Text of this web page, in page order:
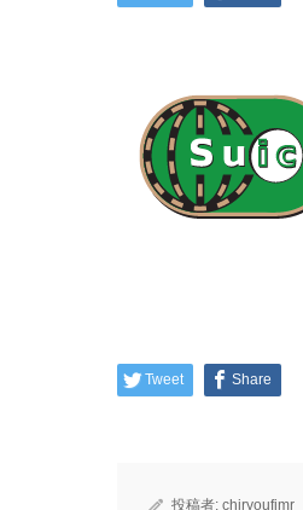
Tweet Share
投稿者: chiryoufjmr